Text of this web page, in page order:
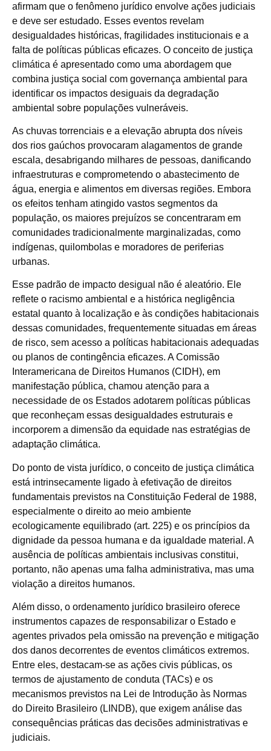
afirmam que o fenômeno jurídico envolve ações judiciais
e deve ser estudado. Esses eventos revelam
desigualdades históricas, fragilidades institucionais e a
falta de políticas públicas eficazes. O conceito de justiça
climática é apresentado como uma abordagem que
combina justiça social com governança ambiental para
identificar os impactos desiguais da degradação
ambiental sobre populações vulneráveis.
As chuvas torrenciais e a elevação abrupta dos níveis
dos rios gaúchos provocaram alagamentos de grande
escala, desabrigando milhares de pessoas, danificando
infraestruturas e comprometendo o abastecimento de
água, energia e alimentos em diversas regiões. Embora
os efeitos tenham atingido vastos segmentos da
população, os maiores prejuízos se concentraram em
comunidades tradicionalmente marginalizadas, como
indígenas, quilombolas e moradores de periferias
urbanas.
Esse padrão de impacto desigual não é aleatório. Ele
reflete o racismo ambiental e a histórica negligência
estatal quanto à localização e às condições habitacionais
dessas comunidades, frequentemente situadas em áreas
de risco, sem acesso a políticas habitacionais adequadas
ou planos de contingência eficazes. A Comissão
Interamericana de Direitos Humanos (CIDH), em
manifestação pública, chamou atenção para a
necessidade de os Estados adotarem políticas públicas
que reconheçam essas desigualdades estruturais e
incorporem a dimensão da equidade nas estratégias de
adaptação climática.
Do ponto de vista jurídico, o conceito de justiça climática
está intrinsecamente ligado à efetivação de direitos
fundamentais previstos na Constituição Federal de 1988,
especialmente o direito ao meio ambiente
ecologicamente equilibrado (art. 225) e os princípios da
dignidade da pessoa humana e da igualdade material. A
ausência de políticas ambientais inclusivas constitui,
portanto, não apenas uma falha administrativa, mas uma
violação a direitos humanos.
Além disso, o ordenamento jurídico brasileiro oferece
instrumentos capazes de responsabilizar o Estado e
agentes privados pela omissão na prevenção e mitigação
dos danos decorrentes de eventos climáticos extremos.
Entre eles, destacam-se as ações civis públicas, os
termos de ajustamento de conduta (TACs) e os
mecanismos previstos na Lei de Introdução às Normas
do Direito Brasileiro (LINDB), que exigem análise das
consequências práticas das decisões administrativas e
judiciais.